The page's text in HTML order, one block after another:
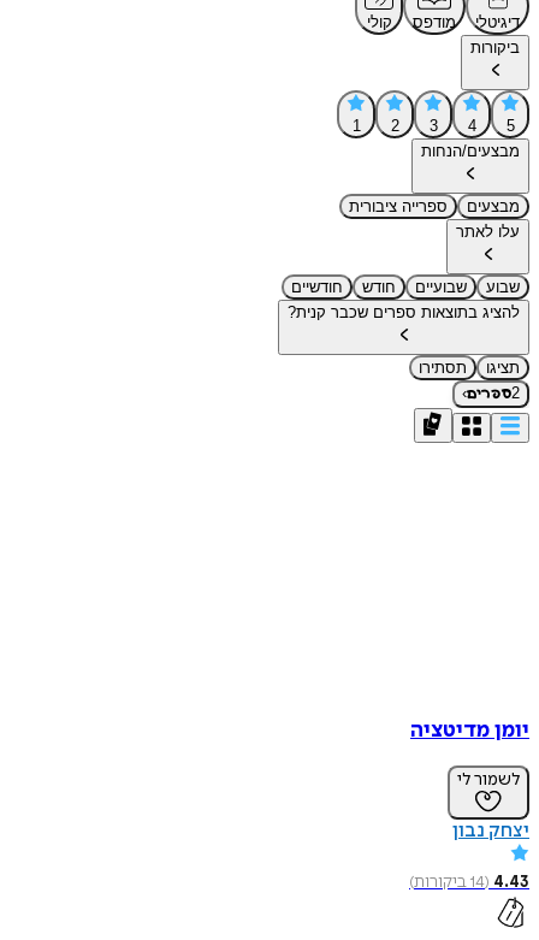
דיגיטלי מודפס
קולי
ביקורות
5
4
3
2
1
מבצעים/הנחות
מבצעים
ספרייה ציבורית
עלו לאתר
שבוע שבועיים חודש
חודשיים
להציג בתוצאות ספרים שכבר קנית?
תציגו
תסתירו
2ספרים›
יומן מדיטציה
לשמור לי
יצחק נבון
4.43
(
14ביקורות)